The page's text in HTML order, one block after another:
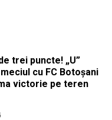
trei puncte! „U”
cu FC Botoșani
victorie pe teren